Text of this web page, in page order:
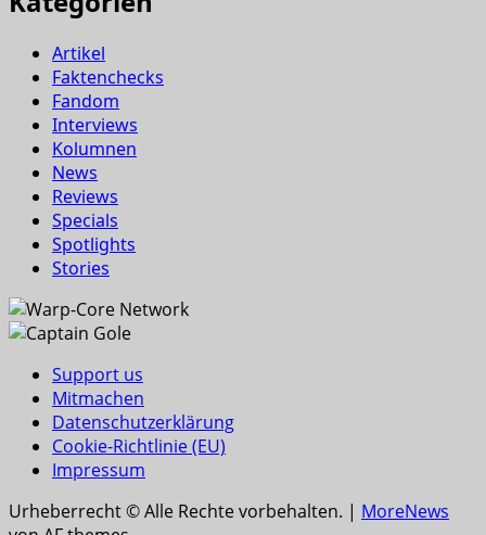
Artikel
Faktenchecks
Fandom
Interviews
Kolumnen
News
Reviews
Specials
Spotlights
Stories
Support us
Mitmachen
Datenschutzerklärung
Cookie-Richtlinie (EU)
Impressum
Urheberrecht © Alle Rechte vorbehalten. | MoreNews